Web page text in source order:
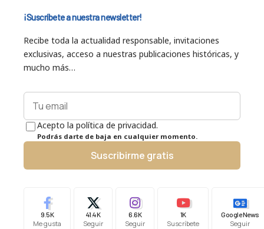
¡Suscríbete a nuestra newsletter!
Recibe toda la actualidad responsable, invitaciones
exclusivas, acceso a nuestras publicaciones históricas, y
mucho más…
Acepto la política de privacidad.
Podrás darte de baja en cualquier momento.
Suscribirme gratis
9.5K
Me gusta
41.4K
Seguir
6.6K
Seguir
1K
Suscríbete
Google News
Seguir